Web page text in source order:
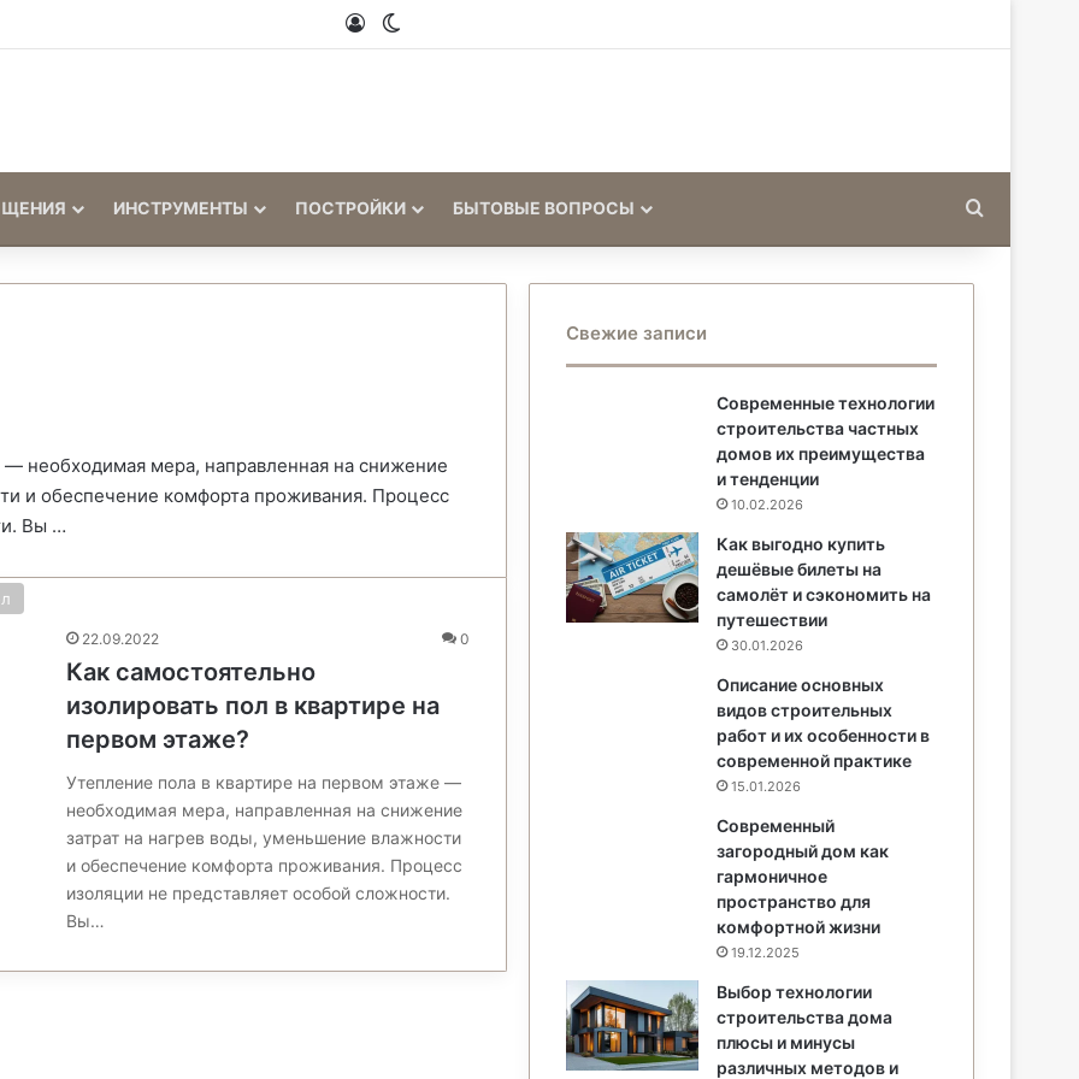
Войти
ИНСТРУМЕНТЫ ПОСТРОЙКИ БЫТОВЫЕ ВОПРОСЫ
необходимая мера, направленная на снижение
и обеспечение комфорта проживания. Процесс
Вы …
22.09.2022 0
Как самостоятельно
изолировать пол в квартире на
первом этаже?
Утепление пола в квартире на первом этаже —
необходимая мера, направленная на снижение
затрат на нагрев воды, уменьшение влажности
и обеспечение комфорта проживания. Процесс
изоляции не представляет особой сложности.
Вы…
Свежие записи
Современные технологии
строительства частных
домов их преимущества
и тенденции
10.02.2026
Как выгодно купить
дешёвые билеты на
самолёт и сэкономить на
путешествии
30.01.2026
Описание основных
видов строительных
работ и их особенности в
современной практике
15.01.2026
Современный
загородный дом как
гармоничное
пространство для
комфортной жизни
19.12.2025
Выбор технологии
строительства дома
плюсы и минусы
различных методов и